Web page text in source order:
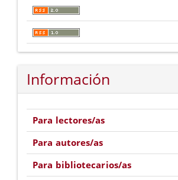
Información
Para lectores/as
Para autores/as
Para bibliotecarios/as